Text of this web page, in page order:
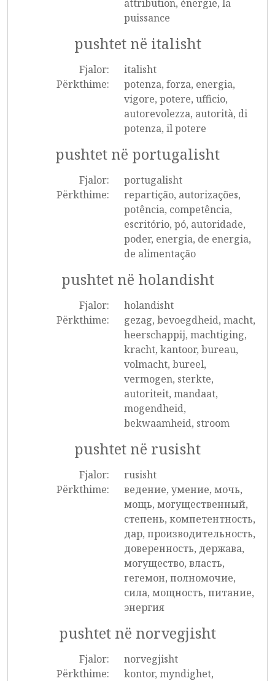
attribution, énergie, la
puissance
pushtet në italisht
Fjalor:
italisht
Përkthime:
potenza, forza, energia,
vigore, potere, ufficio,
autorevolezza, autorità, di
potenza, il potere
pushtet në portugalisht
Fjalor:
portugalisht
Përkthime:
repartição, autorizações,
potência, competência,
escritório, pó, autoridade,
poder, energia, de energia,
de alimentação
pushtet në holandisht
Fjalor:
holandisht
Përkthime:
gezag, bevoegdheid, macht,
heerschappij, machtiging,
kracht, kantoor, bureau,
volmacht, bureel,
vermogen, sterkte,
autoriteit, mandaat,
mogendheid,
bekwaamheid, stroom
pushtet në rusisht
Fjalor:
rusisht
Përkthime:
ведение, умение, мочь,
мощь, могущественный,
степень, компетентность,
дар, производительность,
доверенность, держава,
могущество, власть,
гегемон, полномочие,
сила, мощность, питание,
энергия
pushtet në norvegjisht
Fjalor:
norvegjisht
Përkthime:
kontor, myndighet,